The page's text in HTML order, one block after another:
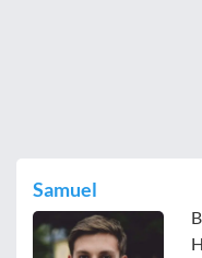
Samuel